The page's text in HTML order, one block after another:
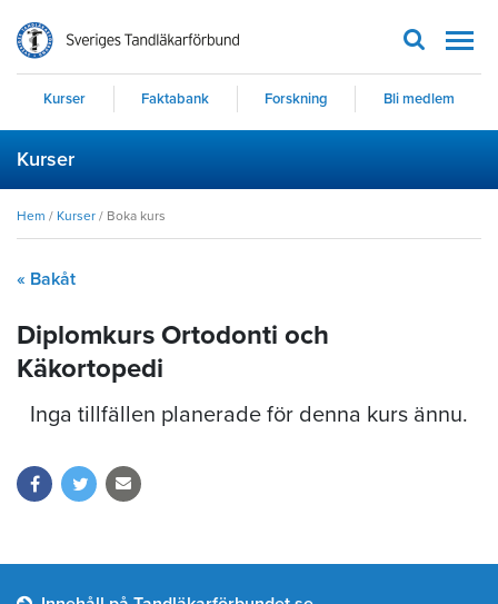
Kurser Faktabank Forskning Bli medlem
Kurser
Hem / Kurser / Boka kurs
« Bakåt
Diplomkurs Ortodonti och
Käkortopedi
Inga tillfällen planerade för denna kurs ännu.